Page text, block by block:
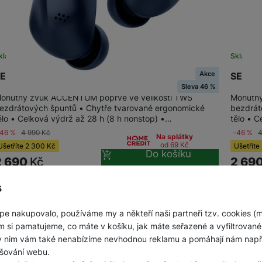
nakupovalo, používáme my a někteří naši partneři tzv. cookies
si pamatujeme, co máte v košíku, jak máte seřazené a
nim vám také nenabízíme nevhodnou reklamu a pomáhají nám
webu.
ACCENTUM True Wireless blueAkce
Sleva 46 %
zvuk ACCENTUM poprvé ve velikosti TWS
špuntů • Chytře tvarované ergonomické
• Celková výdrž až 28 h (8 h nonstop) •…
% 4 990Kč
2 300 Kč
690 Kč
Na splátky
od 69 Kč
Do košíku
Skladem
tělo •
-46 %
Ušetříte
2